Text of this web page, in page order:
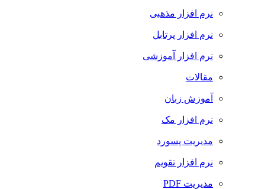
نرم افزار مذهبی
نرم افزار پرتابل
نرم افزار آموزشی
مقالات
آموزش زبان
نرم افزار مک
مدیریت پسورد
نرم افزار تقویم
مدیریت PDF